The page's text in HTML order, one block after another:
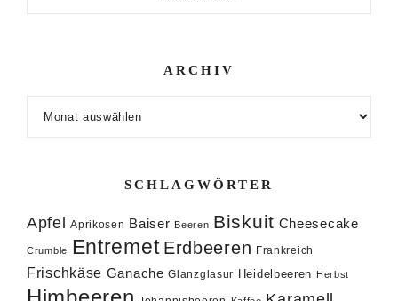
ARCHIV
SCHLAGWÖRTER
Apfel Aprikosen Baiser Beeren Biskuit Cheesecake
Crumble Entremet Erdbeeren Frankreich
Frischkäse Ganache Glanzglasur Heidelbeeren Herbst